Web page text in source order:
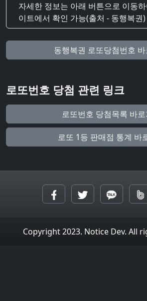
자세한 정보는 아래 버튼으로 이동
이트에서 확인 가능(출처 - 동행복권)
동행복권 로또당첨번호
로또번호 당첨 관련 링크
로또번호 당첨목록 바로
로또 1등 판매점 통계 바
Copyright 2023. Notice Dev. All